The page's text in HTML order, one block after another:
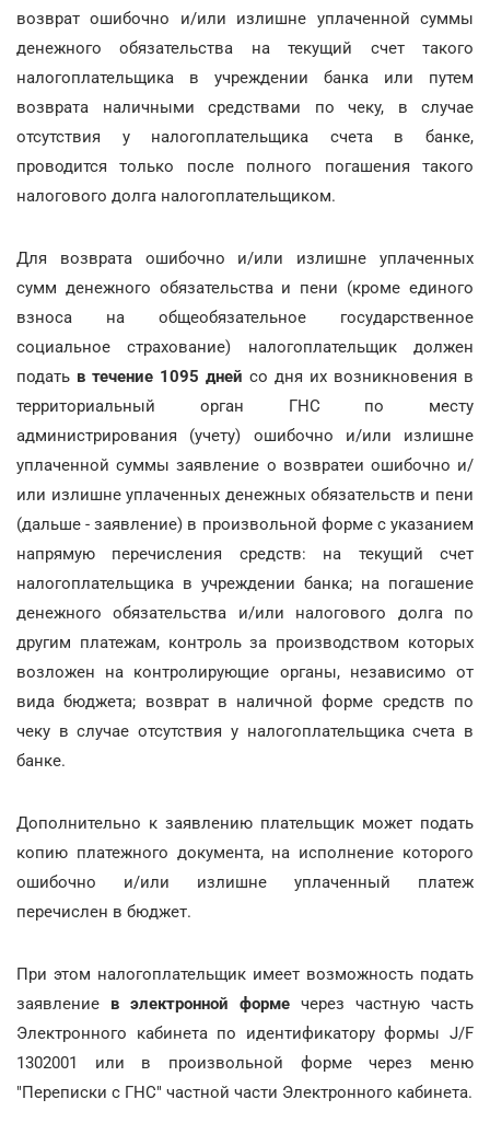
возврат ошибочно и/или излишне уплаченной суммы
денежного обязательства на текущий счет такого
налогоплательщика в учреждении банка или путем
возврата наличными средствами по чеку, в случае
отсутствия у налогоплательщика счета в банке,
проводится только после полного погашения такого
налогового долга налогоплательщиком.
Для возврата ошибочно и/или излишне уплаченных
сумм денежного обязательства и пени (кроме единого
взноса на общеобязательное государственное
социальное страхование) налогоплательщик должен
подать в течение 1095 дней со дня их возникновения в
территориальный орган ГНС по месту
администрирования (учету) ошибочно и/или излишне
уплаченной суммы заявление о возвратеи ошибочно и/
или излишне уплаченных денежных обязательств и пени
(дальше - заявление) в произвольной форме с указанием
напрямую перечисления средств: на текущий счет
налогоплательщика в учреждении банка; на погашение
денежного обязательства и/или налогового долга по
другим платежам, контроль за производством которых
возложен на контролирующие органы, независимо от
вида бюджета; возврат в наличной форме средств по
чеку в случае отсутствия у налогоплательщика счета в
банке.
Дополнительно к заявлению плательщик может подать
копию платежного документа, на исполнение которого
ошибочно и/или излишне уплаченный платеж
перечислен в бюджет.
При этом налогоплательщик имеет возможность подать
заявление в электронной форме через частную часть
Электронного кабинета по идентификатору формы J/F
1302001 или в произвольной форме через меню
"Переписки с ГНС" частной части Электронного кабинета.